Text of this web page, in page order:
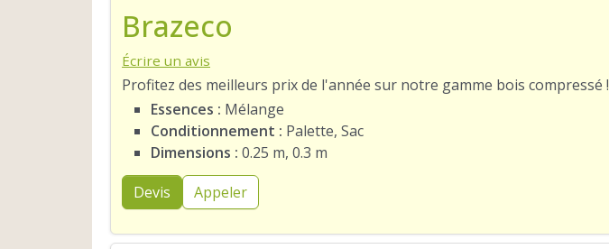
Brazeco
Écrire un avis
Profitez des meilleurs prix de l'année sur notre gamme bois compressé !
Essences : Mélange
Conditionnement : Palette, Sac
Dimensions : 0.25 m, 0.3 m
Devis
Appeler